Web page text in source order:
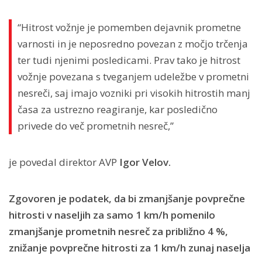
“Hitrost vožnje je pomemben dejavnik prometne
varnosti in je neposredno povezan z močjo trčenja
ter tudi njenimi posledicami. Prav tako je hitrost
vožnje povezana s tveganjem udeležbe v prometni
nesreči, saj imajo vozniki pri visokih hitrostih manj
časa za ustrezno reagiranje, kar posledično
privede do več prometnih nesreč,”
je povedal direktor AVP Igor Velov.
Zgovoren je podatek, da bi zmanjšanje povprečne
hitrosti v naseljih za samo 1 km/h pomenilo
zmanjšanje prometnih nesreč za približno 4 %,
znižanje povprečne hitrosti za 1 km/h zunaj naselja